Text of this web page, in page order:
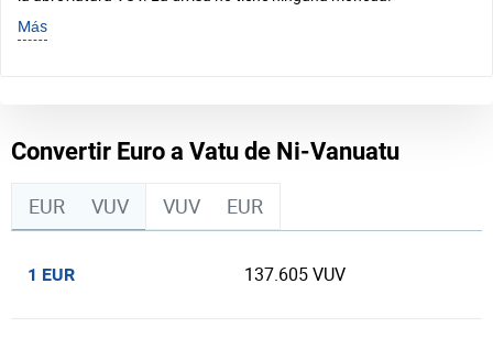
Más
Convertir Euro a Vatu de Ni-Vanuatu
EUR VUV VUV EUR
1 EUR 137.605 VUV